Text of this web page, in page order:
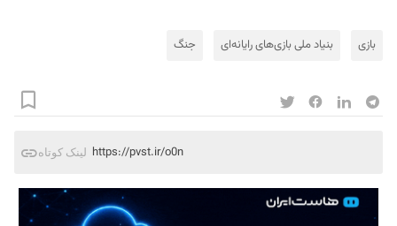
بازی بنیاد ملی بازی‌های رایانه‌ای جنگ
لینک کوتاه https://pvst.ir/o0n